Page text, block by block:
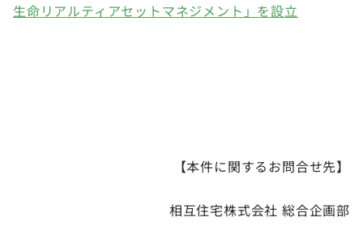
生命リアルティアセットマネジメント」を設立
【本件に関するお問合せ先】
相互住宅株式会社 総合企画部